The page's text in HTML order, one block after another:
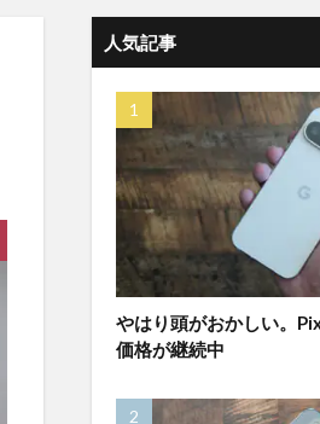
人気記事
やはり頭がおかしい。
価格が継続中